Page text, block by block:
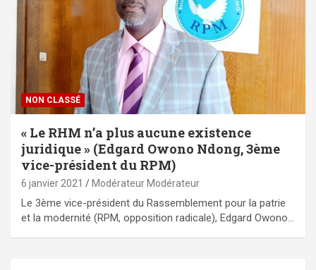
NON CLASSÉ
« Le RHM n’a plus aucune existence
juridique » (Edgard Owono Ndong, 3ème
vice-président du RPM)
6 janvier 2021 Modérateur Modérateur
Le 3ème vice-président du Rassemblement pour la patrie
et la modernité (RPM, opposition radicale), Edgard Owono…